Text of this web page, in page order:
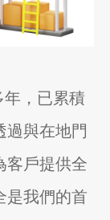
年，已累積
過與在地門
客戶提供全
是我們的首